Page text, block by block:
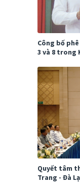
Công bố
3 và 8 trong
Quyết tâm
Trang - Đà